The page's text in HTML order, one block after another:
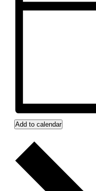
Add to calendar